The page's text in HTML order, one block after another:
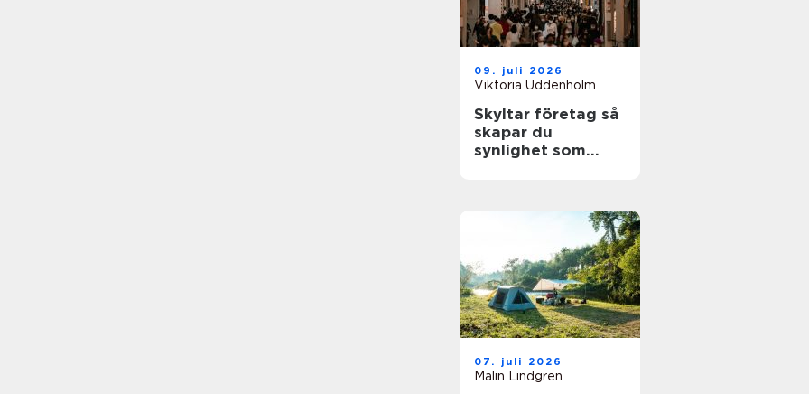
09. juli 2026
Viktoria Uddenholm
Skyltar företag så
skapar du
synlighet som
07. juli 2026
Malin Lindgren